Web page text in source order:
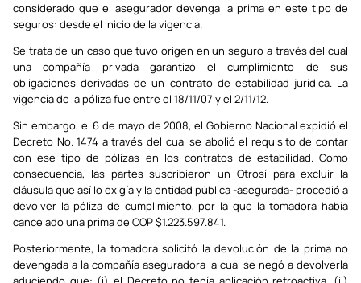
considerado que el asegurador devenga la prima en este tipo de
seguros: desde el inicio de la vigencia.
Se trata de un caso que tuvo origen en un seguro a través del cual
una compañía privada garantizó el cumplimiento de sus
obligaciones derivadas de un contrato de estabilidad jurídica. La
vigencia de la póliza fue entre el 18/11/07 y el 2/11/12.
Sin embargo, el 6 de mayo de 2008, el Gobierno Nacional expidió el
Decreto No. 1474 a través del cual se abolió el requisito de contar
con ese tipo de pólizas en los contratos de estabilidad. Como
consecuencia, las partes suscribieron un Otrosí para excluir la
cláusula que así lo exigía y la entidad pública -asegurada- procedió a
devolver la póliza de cumplimiento, por la que la tomadora había
cancelado una prima de COP $1.223.597.841.
Posteriormente, la tomadora solicitó la devolución de la prima no
devengada a la compañía aseguradora la cual se negó a devolverla